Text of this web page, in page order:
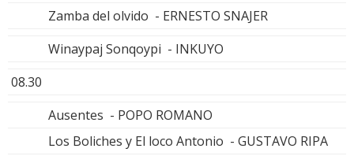
Zamba del olvido - ERNESTO SNAJER
Winaypaj Sonqoypi - INKUYO
08.30
Ausentes - POPO ROMANO
Los Boliches y El loco Antonio - GUSTAVO RIPA